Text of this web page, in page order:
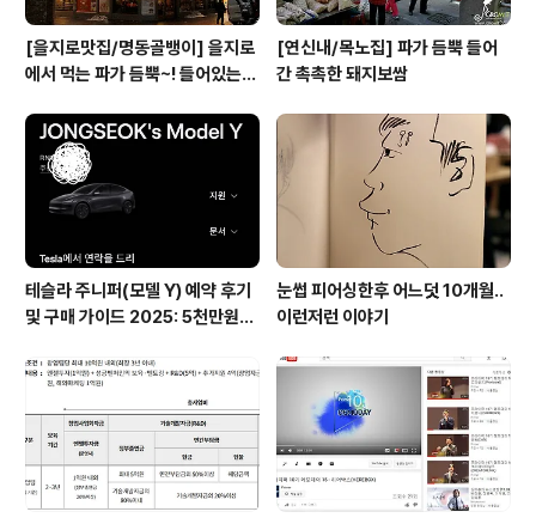
[을지로맛집/명동골뱅이] 을지로
에서 먹는 파가 듬뿍~! 들어있는
[연신내/목노집] 파가 듬뿍 들어
간 촉촉한 돼지보쌈
테슬라 주니퍼(모델 Y) 예약 후기
및 구매 가이드 2025: 5천만원대
눈썹 피어싱한후 어느덧 10개월..
이런저런 이야기